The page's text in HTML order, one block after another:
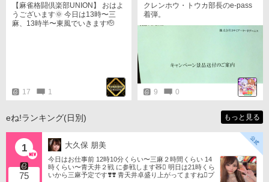
【麻雀格闘倶楽部UNION】 おはよ
うございます🌞 今日は13時〜三
麻、13時半〜東風でいきます🫡
17 1
クレンホウ・トウカ部長のe-pass
着弾。
9 0
eね!ランキング(日別) もっと見る
1
75
大久保 朋美
今日はお仕事前 12時10分くらい〜三麻２時間くらい 14
時くらい〜青天井２戦 に参戦します🧸󾬏 明日は21時くら
いから三麻予定です❣️❣️ 青天井卓盛り上がってますね󾬌️プ